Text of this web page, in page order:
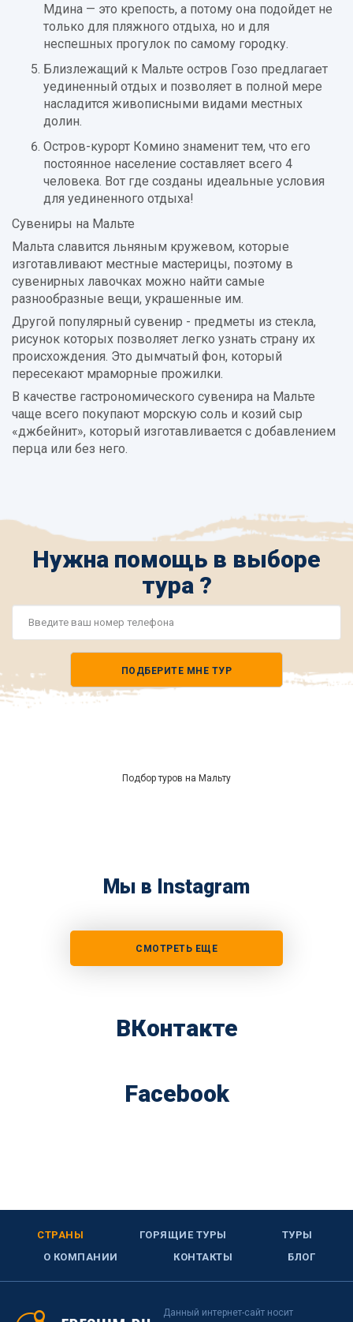
Мдина — это крепость, а потому она подойдет не
только для пляжного отдыха, но и для
неспешных прогулок по самому городку.
Близлежащий к Мальте остров Гозо предлагает
уединенный отдых и позволяет в полной мере
насладится живописными видами местных
долин.
Остров-курорт Комино знаменит тем, что его
постоянное население составляет всего 4
человека. Вот где созданы идеальные условия
для уединенного отдыха!
Сувениры на Мальте
Мальта славится льняным кружевом, которые
изготавливают местные мастерицы, поэтому в
сувенирных лавочках можно найти самые
разнообразные вещи, украшенные им.
Другой популярный сувенир - предметы из стекла,
рисунок которых позволяет легко узнать страну их
происхождения. Это дымчатый фон, который
пересекают мраморные прожилки.
В качестве гастрономического сувенира на Мальте
чаще всего покупают морскую соль и козий сыр
«джбейнит», который изготавливается с добавлением
перца или без него.
Нужна помощь в выборе
тура ?
ПОДБЕРИТЕ МНЕ ТУР
Подбор туров на Мальту
Мы в Instagram
СМОТРЕТЬ ЕЩЕ
ВКонтакте
Facebook
СТРАНЫ ГОРЯЩИЕ ТУРЫ
ТУРЫ
О КОМПАНИИ
КОНТАКТЫ БЛОГ
Данный интернет-сайт носит